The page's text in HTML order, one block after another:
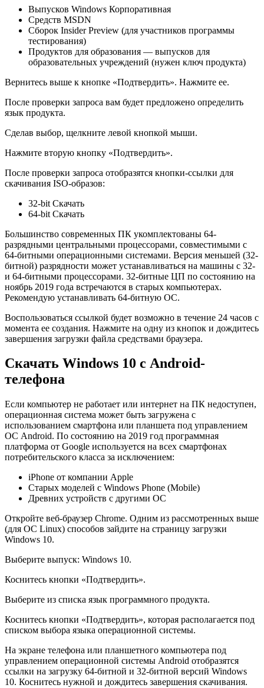
Выпусков Windows Корпоративная
Средств MSDN
Сборок Insider Preview (для участников программы
тестирования)
Продуктов для образования — выпусков для
образовательных учреждений (нужен ключ продукта)
Вернитесь выше к кнопке «Подтвердить». Нажмите ее.
После проверки запроса вам будет предложено определить
язык продукта.
Сделав выбор, щелкните левой кнопкой мыши.
Нажмите вторую кнопку «Подтвердить».
После проверки запроса отобразятся кнопки-ссылки для
скачивания ISO-образов:
32-bit Скачать
64-bit Скачать
Большинство современных ПК укомплектованы 64-
разрядными центральными процессорами, совместимыми с
64-битными операционными системами. Версия меньшей (32-
битной) разрядности может устанавливаться на машины с 32-
и 64-битными процессорами. 32-битные ЦП по состоянию на
ноябрь 2019 года встречаются в старых компьютерах.
Рекомендую устанавливать 64-битную ОС.
Воспользоваться ссылкой будет возможно в течение 24 часов с
момента ее создания. Нажмите на одну из кнопок и дождитесь
завершения загрузки файла средствами браузера.
Скачать Windows 10 с Android-
телефона
Если компьютер не работает или интернет на ПК недоступен,
операционная система может быть загружена с
использованием смартфона или планшета под управлением
ОС Android. По состоянию на 2019 год программная
платформа от Google используется на всех смартфонах
потребительского класса за исключением:
iPhone от компании Apple
Старых моделей с Windows Phone (Mobile)
Древних устройств с другими ОС
Откройте веб-браузер Chrome. Одним из рассмотренных выше
(для ОС Linux) способов зайдите на страницу загрузки
Windows 10.
Выберите выпуск: Windows 10.
Коснитесь кнопки «Подтвердить».
Выберите из списка язык программного продукта.
Коснитесь кнопки «Подтвердить», которая располагается под
списком выбора языка операционной системы.
На экране телефона или планшетного компьютера под
управлением операционной системы Android отобразятся
ссылки на загрузку 64-битной и 32-битной версий Windows
10. Коснитесь нужной и дождитесь завершения скачивания.